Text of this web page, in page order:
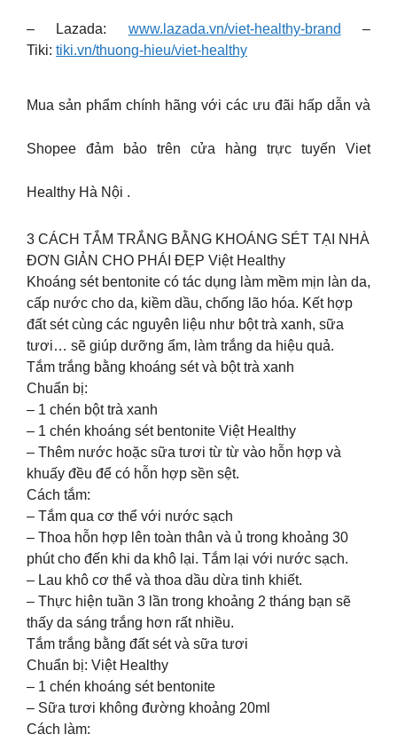
– Lazada: www.lazada.vn/viet-healthy-brand –
Tiki: tiki.vn/thuong-hieu/viet-healthy
Mua sản phẩm chính hãng với các ưu đãi hấp dẫn và
Shopee đảm bảo trên cửa hàng trực tuyến Viet
Healthy Hà Nội .
3 CÁCH TẮM TRẮNG BẰNG KHOÁNG SÉT TẠI NHÀ
ĐƠN GIẢN CHO PHÁI ĐẸP Việt Healthy
Khoáng sét bentonite có tác dụng làm mềm mịn làn da,
cấp nước cho da, kiềm dầu, chống lão hóa. Kết hợp
đất sét cùng các nguyên liệu như bột trà xanh, sữa
tươi… sẽ giúp dưỡng ẩm, làm trắng da hiệu quả.
Tắm trắng bằng khoáng sét và bột trà xanh
Chuẩn bị:
– 1 chén bột trà xanh
– 1 chén khoáng sét bentonite Việt Healthy
– Thêm nước hoặc sữa tươi từ từ vào hỗn hợp và
khuấy đều để có hỗn hợp sền sệt.
Cách tắm:
– Tắm qua cơ thể với nước sạch
– Thoa hỗn hợp lên toàn thân và ủ trong khoảng 30
phút cho đến khi da khô lại. Tắm lại với nước sạch.
– Lau khô cơ thể và thoa dầu dừa tinh khiết.
– Thực hiện tuần 3 lần trong khoảng 2 tháng bạn sẽ
thấy da sáng trắng hơn rất nhiều.
Tắm trắng bằng đất sét và sữa tươi
Chuẩn bị: Việt Healthy
– 1 chén khoáng sét bentonite
– Sữa tươi không đường khoảng 20ml
Cách làm: